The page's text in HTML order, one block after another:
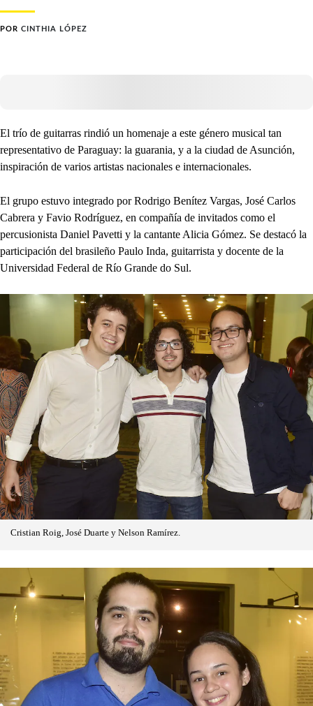
POR CINTHIA LÓPEZ
El trío de guitarras rindió un homenaje a este género musical tan
representativo de Paraguay: la guarania, y a la ciudad de Asunción,
inspiración de varios artistas nacionales e internacionales.
El grupo estuvo integrado por Rodrigo Benítez Vargas, José Carlos
Cabrera y Favio Rodríguez, en compañía de invitados como el
percusionista Daniel Pavetti y la cantante Alicia Gómez. Se destacó la
participación del brasileño Paulo Inda, guitarrista y docente de la
Universidad Federal de Río Grande do Sul.
Cristian Roig, José Duarte y Nelson Ramírez.